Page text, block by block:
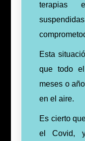
terapias
Esta
que todo
meses o
en el aire.
Es cierto
el Covid,